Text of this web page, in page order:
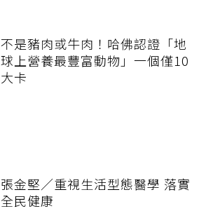
不是豬肉或牛肉！哈佛認證「地
球上營養最豐富動物」一個僅10
大卡
張金堅／重視生活型態醫學 落實
全民健康